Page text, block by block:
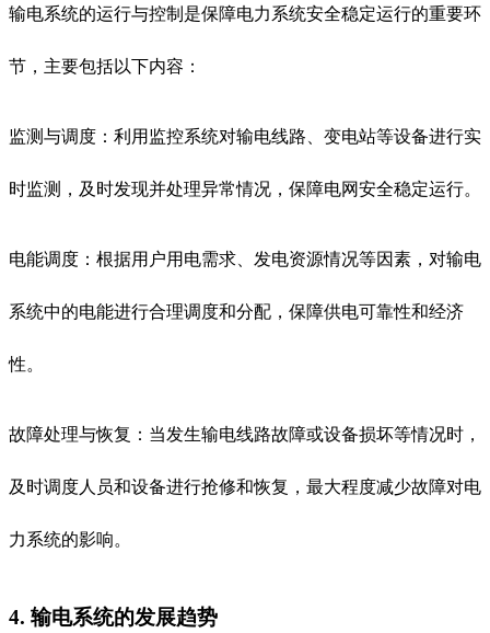
输电系统的运行与控制是保障电力系统安全稳定运行的重要环
节，主要包括以下内容：
监测与调度：利用监控系统对输电线路、变电站等设备进行实
时监测，及时发现并处理异常情况，保障电网安全稳定运行。
电能调度：根据用户用电需求、发电资源情况等因素，对输电
系统中的电能进行合理调度和分配，保障供电可靠性和经济
性。
故障处理与恢复：当发生输电线路故障或设备损坏等情况时，
及时调度人员和设备进行抢修和恢复，最大程度减少故障对电
力系统的影响。
4. 输电系统的发展趋势